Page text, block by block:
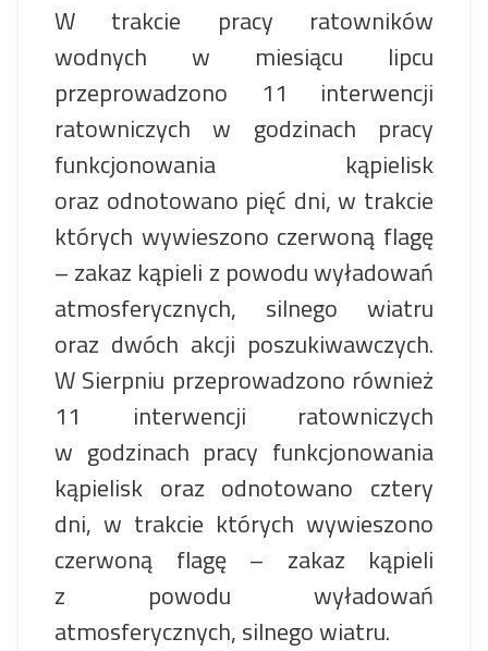
W trakcie pracy ratowników
wodnych w miesiącu lipcu
przeprowadzono 11 interwencji
ratowniczych w godzinach pracy
funkcjonowania kąpielisk
oraz odnotowano pięć dni, w trakcie
których wywieszono czerwoną flagę
– zakaz kąpieli z powodu wyładowań
atmosferycznych, silnego wiatru
oraz dwóch akcji poszukiwawczych.
W Sierpniu przeprowadzono również
11 interwencji ratowniczych
w godzinach pracy funkcjonowania
kąpielisk oraz odnotowano cztery
dni, w trakcie których wywieszono
czerwoną flagę – zakaz kąpieli
z powodu wyładowań
atmosferycznych, silnego wiatru.